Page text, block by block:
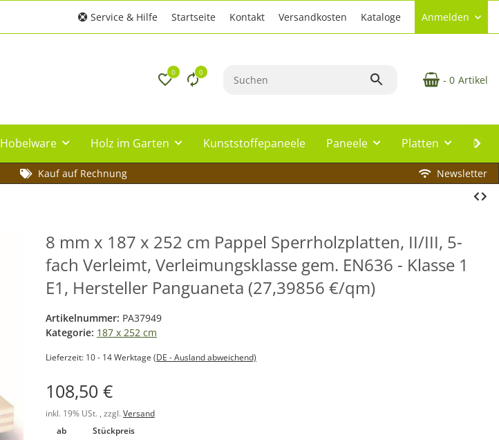
Service & Hilfe Startseite Kontakt Versandkosten Kataloge Anmelden
0 0
- 0 Artikel
Hobelware Holz im Garten Kunststoffepaneele Paneele Platten
Kauf auf Rechnung
Newsletter
8 mm x 187 x 252 cm Pappel Sperrholzplatten, II/III, 5-
fach Verleimt, Verleimungsklasse gem. EN636 - Klasse 1
E1, Hersteller Panguaneta (27,39856 €/qm)
Artikelnummer: PA37949
Kategorie: 187 x 252 cm
Lieferzeit: 10 - 14 Werktage (DE - Ausland abweichend)
108,50 €
inkl. 19% USt. , zzgl. Versand
ab
Stückpreis